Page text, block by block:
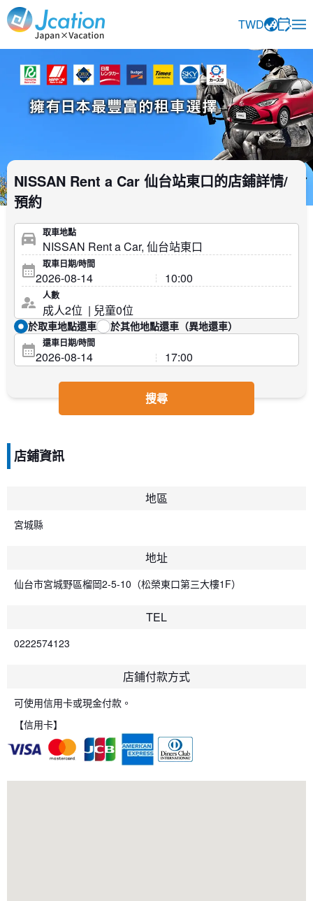
Jcation 以您想要的方式旅行。
TWD
NISSAN Rent a Car 仙台站東口的店鋪詳情/
預約
取車地點
取車日期/時間
人數
於取車地點還車 於其他地點還車（異地還車）
還車日期/時間
搜尋
店鋪資訊
地區
宮城縣
地址
仙台市宮城野區榴岡2-5-10（松榮東口第三大樓1F）
TEL
0222574123
店鋪付款方式
可使用信用卡或現金付款。
【信用卡】